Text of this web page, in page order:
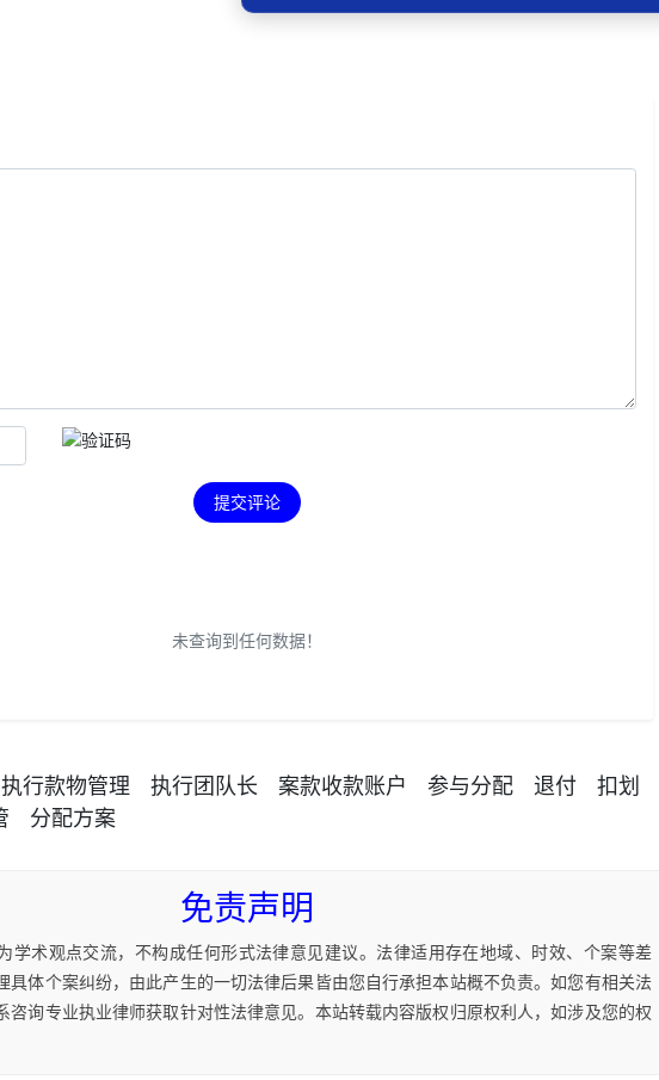
提交评论
未查询到任何数据！
执行款物管理 执行团队长 案款收款账户 参与分配 退付
扣划
分配方案
免责声明
学术观点交流，不构成任何形式法律意见建议。法律适用存在地域、时效、个案等差
具体个案纠纷，由此产生的一切法律后果皆由您自行承担本站概不负责。如您有相关法
咨询专业执业律师获取针对性法律意见。本站转载内容版权归原权利人，如涉及您的权